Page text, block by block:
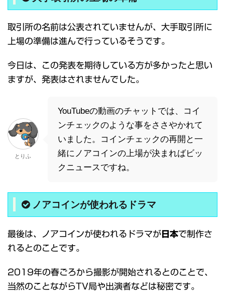
取引所の名前は公表されていませんが、大手取引所に
上場の準備は進んで行っているそうです。
今日は、この発表を期待している方が多かったと思い
ますが、発表はされませんでした。
とりふ
YouTubeの動画のチャットでは、コイ
ンチェックのような事をささやかれて
いました。コインチェックの再開と一
緒にノアコインの上場が決まればビッ
クニュースですね。
ノアコインが使われるドラマ
最後は、ノアコインが使われるドラマが 日本で制作さ
れるとのことです。
2019年の春ごろから撮影が開始されるとのことで、
当然のことながらTV局や出演者などは秘密です。